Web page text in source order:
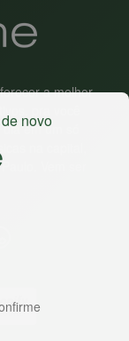
a melhor
em um só
na capital,
Vem ser
novo